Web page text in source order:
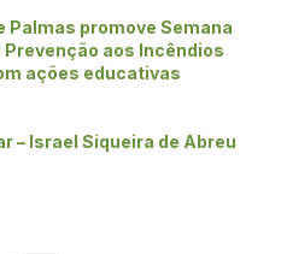
Palmas promove Semana
Prevenção aos Incêndios
ações educativas
– Israel Siqueira de Abreu